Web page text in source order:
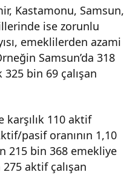
Kastamonu, Samsun,
ise zorunlu
emeklilerden azami
Samsun’da 318
325 bin 69 çalışan
karşılık 110 aktif
pasif oranının 1,10
215 bin 368 emekliye
aktif çalışan